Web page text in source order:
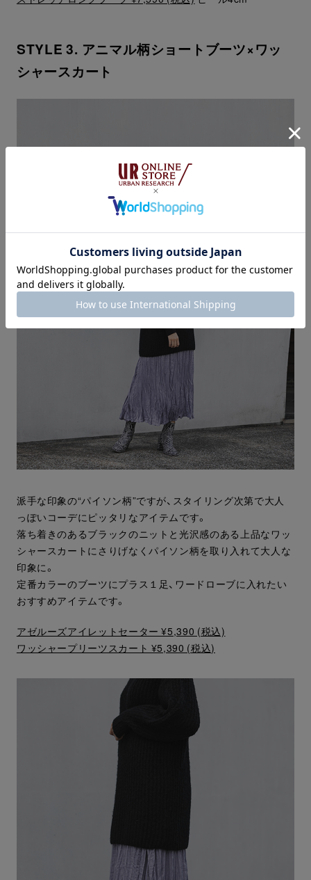
STYLE 3. アニマル柄ショートブーツ×ワッ
シャースカート
派手な印象の“パイソン柄”ですが、スタイリング次第で大人
っぽいコーデにピッタリなアイテムです。
落ち着きのあるブラックのニットと光沢感のある上品なワッ
シャースカートにさりげなくパイソン柄を取り入れて大人な
印象に。
定番カラーのブーツにプラス１足、ワードローブに入れたい
おすすめアイテムです。
アゼルーズアイレットセーター ¥5,390 (税込)
ワッシャープリーツスカート ¥5,390 (税込)